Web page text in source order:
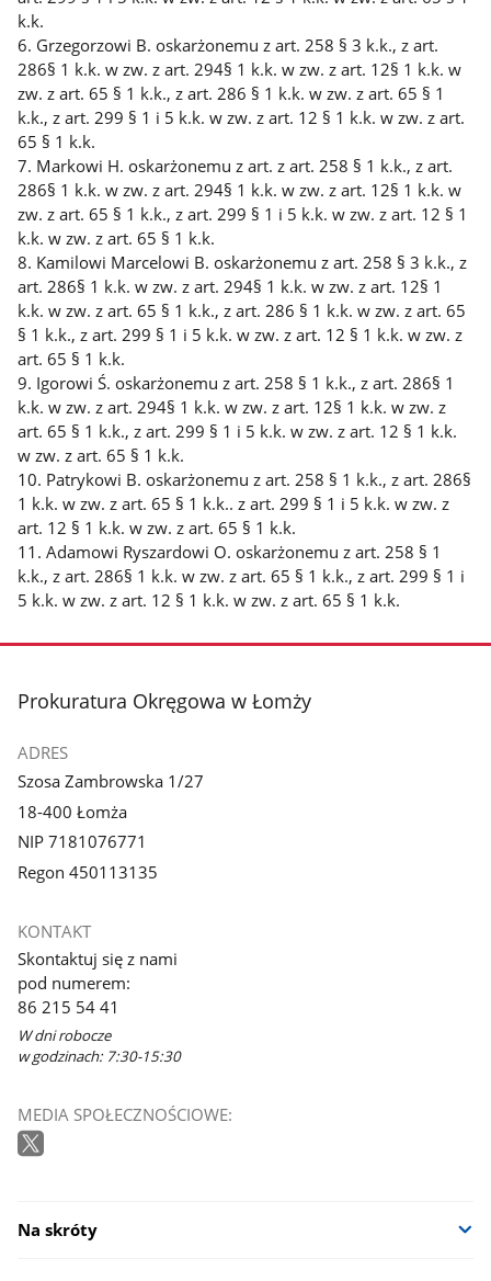
k.k.
6. Grzegorzowi B. oskarżonemu z art. 258 § 3 k.k., z art.
286§ 1 k.k. w zw. z art. 294§ 1 k.k. w zw. z art. 12§ 1 k.k. w
zw. z art. 65 § 1 k.k., z art. 286 § 1 k.k. w zw. z art. 65 § 1
k.k., z art. 299 § 1 i 5 k.k. w zw. z art. 12 § 1 k.k. w zw. z art.
65 § 1 k.k.
7. Markowi H. oskarżonemu z art. z art. 258 § 1 k.k., z art.
286§ 1 k.k. w zw. z art. 294§ 1 k.k. w zw. z art. 12§ 1 k.k. w
zw. z art. 65 § 1 k.k., z art. 299 § 1 i 5 k.k. w zw. z art. 12 § 1
k.k. w zw. z art. 65 § 1 k.k.
8. Kamilowi Marcelowi B. oskarżonemu z art. 258 § 3 k.k., z
art. 286§ 1 k.k. w zw. z art. 294§ 1 k.k. w zw. z art. 12§ 1
k.k. w zw. z art. 65 § 1 k.k., z art. 286 § 1 k.k. w zw. z art. 65
§ 1 k.k., z art. 299 § 1 i 5 k.k. w zw. z art. 12 § 1 k.k. w zw. z
art. 65 § 1 k.k.
9. Igorowi Ś. oskarżonemu z art. 258 § 1 k.k., z art. 286§ 1
k.k. w zw. z art. 294§ 1 k.k. w zw. z art. 12§ 1 k.k. w zw. z
art. 65 § 1 k.k., z art. 299 § 1 i 5 k.k. w zw. z art. 12 § 1 k.k.
w zw. z art. 65 § 1 k.k.
10. Patrykowi B. oskarżonemu z art. 258 § 1 k.k., z art. 286§
1 k.k. w zw. z art. 65 § 1 k.k.. z art. 299 § 1 i 5 k.k. w zw. z
art. 12 § 1 k.k. w zw. z art. 65 § 1 k.k.
11. Adamowi Ryszardowi O. oskarżonemu z art. 258 § 1
k.k., z art. 286§ 1 k.k. w zw. z art. 65 § 1 k.k., z art. 299 § 1 i
5 k.k. w zw. z art. 12 § 1 k.k. w zw. z art. 65 § 1 k.k.
stopka
Prokuratura Okręgowa w Łomży
ADRES
Szosa Zambrowska 1/27
18-400 Łomża
NIP 7181076771
Regon 450113135
KONTAKT
Skontaktuj się z nami
pod numerem:
86 215 54 41
W dni robocze
w godzinach: 7:30-15:30
MEDIA SPOŁECZNOŚCIOWE:
Na skróty